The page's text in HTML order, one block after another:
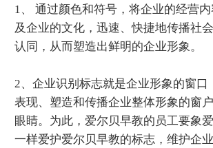
1、 通过颜色和符号，将企业的经营
及企业的文化，迅速、快捷地传播社
认同，从而塑造出鲜明的企业形象。
2、企业识别标志就是企业形象的窗口
表现、塑造和传播企业整体形象的窗
眼睛。为此，爱尔贝早教的员工要象
一样爱护爱尔贝早教的标志，维护企